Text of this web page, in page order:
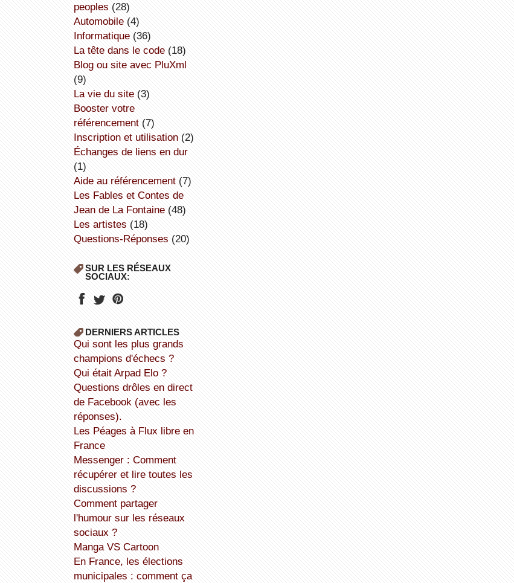
peoples (28)
Automobile(4)
informatique(36)
la tête dans le code(18)
Blog ou site avec PluXml
(9)
la vie du site(3)
booster votre
référencement(7)
inscription et utilisation(2)
échanges de liens en dur
(1)
aide au référencement(7)
Les Fables et Contes de
Jean de La Fontaine(48)
Les artistes (18)
Questions-Réponses (20)
SUR LES RÉSEAUX
SOCIAUX:
DERNIERS ARTICLES
Qui sont les plus grands
champions d'échecs ?
Qui était Arpad Elo ?
Questions drôles en direct
de Facebook (avec les
réponses).
Les Péages à Flux libre en
France
Messenger : Comment
récupérer et lire toutes les
discussions ?
Comment partager
l'humour sur les réseaux
sociaux ?
Manga VS Cartoon
En France, les élections
municipales : comment ça